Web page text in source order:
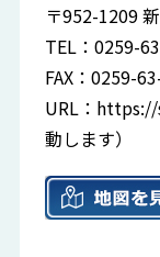
〒952-1209
TEL：0259-
FAX：0259-
URL：
動します）